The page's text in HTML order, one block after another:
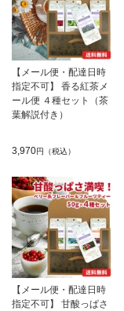
【メール便・配達日時
指定不可】 香る紅茶メ
ール便 ４種セット（茶
葉解説付き）
3,970円（税込）
【メール便・配達日時
指定不可】 甘酸っぱさ